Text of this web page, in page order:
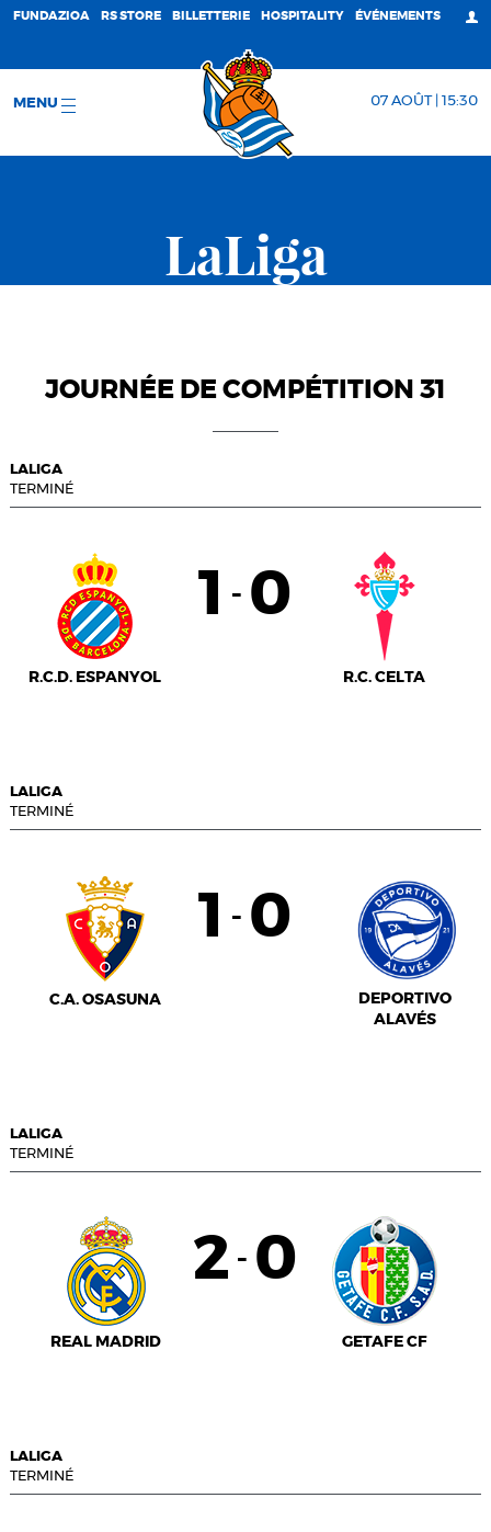
FUNDAZIOA RS STORE BILLETTERIE HOSPITALITY ÉVÉNEMENTS
MENU 07 AOÛT | 15:30
LaLiga
JOURNÉE DE COMPÉTITION 31
LALIGA
TERMINÉ
R.C.D. ESPANYOL
1 - 0
R.C. CELTA
LALIGA
TERMINÉ
C.A. OSASUNA
1 - 0
DEPORTIVO
ALAVÉS
LALIGA
TERMINÉ
REAL MADRID
2 - 0
GETAFE CF
LALIGA
TERMINÉ